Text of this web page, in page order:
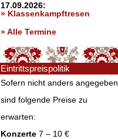
17.09.2026:
» Klassenkampftresen
» Alle Termine
Eintrittspreispolitik
Sofern nicht anders angegeben
sind folgende Preise zu
erwarten:
Konzerte 7 – 10 €